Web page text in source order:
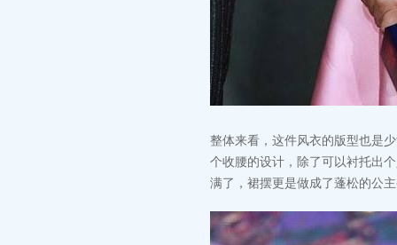
整体来看，这件风衣的版型也是
个收腰的设计，除了可以衬托出
满了，裙摆更是做成了蓬松的公